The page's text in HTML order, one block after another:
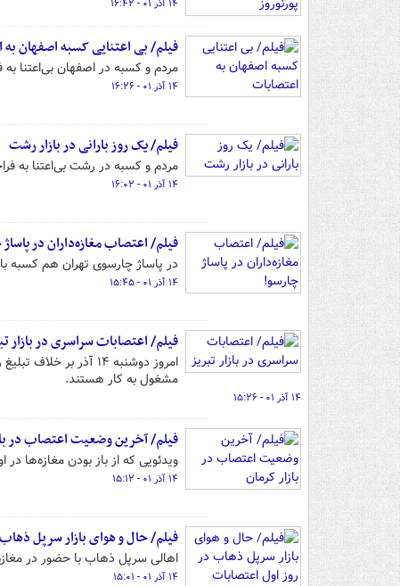
۱۴ آذر ۰۱ - ۱۶:۴۲
فیلم/ بی اعتنایی کسبه اصفهان
مردم و کسبه در اصفهان بی‌اعتنا
۱۴ آذر ۰۱ - ۱۶:۲۶
فیلم/ یک روز بارانی در بازار رشت
مردم و کسبه در رشت بی‌اعتنا به
۱۴ آذر ۰۱ - ۱۶:۰۲
فیلم/ اعتصاب مغازه‌داران در
در پاساژ چارسوی تهران هم کسبه
۱۴ آذر ۰۱ - ۱۵:۴۵
فیلم/ اعتصابات سراسری در بازار
امروز دوشنبه ۱۴ آذر
مشغول به کار هستند.
۱۴ آذر ۰۱ - ۱۵:۲۶
فیلم/ آخرین وضعیت اعتصاب در
ویدئویی که از باز بودن مغازه‌ها
۱۴ آذر ۰۱ - ۱۵:۱۲
فیلم/ حال و هوای بازار سرپل
اهالی سرپل ذهاب با حضور در
۱۴ آذر ۰۱ - ۱۵:۰۱